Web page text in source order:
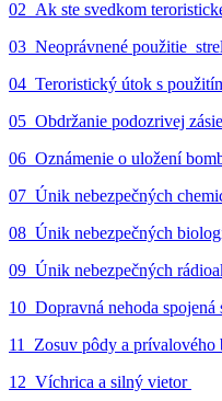
02_Ak ste svedkom
03_Neoprávnené použitie
04_Teroristický útok s
05_Obdržanie podozrivej
06_Oznámenie o uložení
07_Únik nebezpečných
08_Únik nebezpečných
09_Únik nebezpečných
10_Dopravná nehoda
11_Zosuv pôdy a prívalového
12_Víchrica a silný vietor